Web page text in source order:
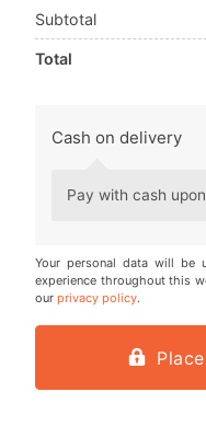
Subtotal
Total
Cash on delivery
Pay with cash
Your personal data will be
experience throughout this
our privacy policy.